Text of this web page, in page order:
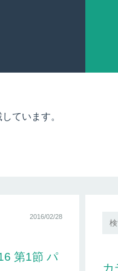
ています。
2016/02/28
第1節 パ
カ